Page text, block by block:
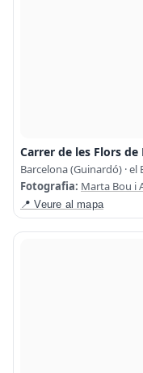
Carrer de les Flors de
Barcelona (Guinardó) · el
Fotografia: Marta Bou i
📍 Veure al mapa